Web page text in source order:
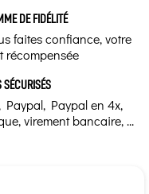
DE FIDÉLITÉ
faites confiance, votre
récompensée
SÉCURISÉS
Paypal, Paypal en 4x,
virement bancaire, ...